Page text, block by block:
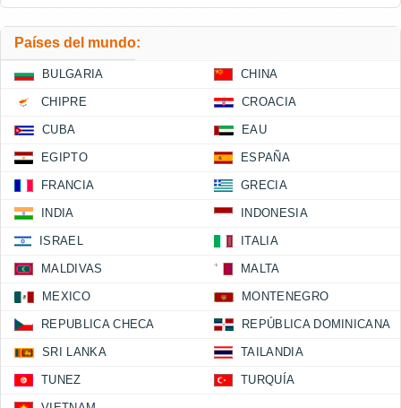
Países del mundo:
BULGARIA CHINA
CHIPRE CROACIA
CUBA EAU
EGIPTO ESPAÑA
FRANCIA GRECIA
INDIA INDONESIA
ISRAEL ITALIA
MALDIVAS MALTA
MEXICO MONTENEGRO
REPUBLICA CHECA REPÚBLICA DOMINICANA
SRI LANKA TAILANDIA
TUNEZ TURQUÍA